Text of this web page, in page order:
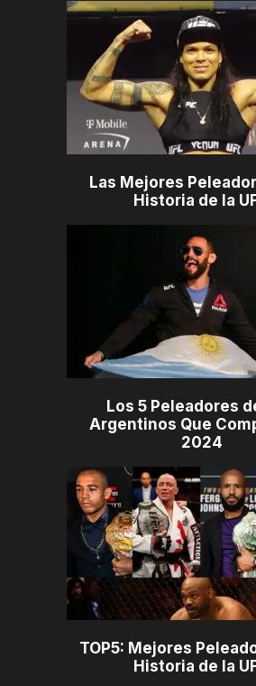
Las Mejores
Historia de la
Los 5 Peleadores
Argentinos Que
2024
TOP5: Mejores
Historia de la